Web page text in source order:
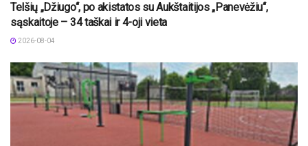
Telšių „Džiugo“, po akistatos su Aukštaitijos „Panevėžiu“,
sąskaitoje – 34 taškai ir 4-oji vieta
2026-08-04